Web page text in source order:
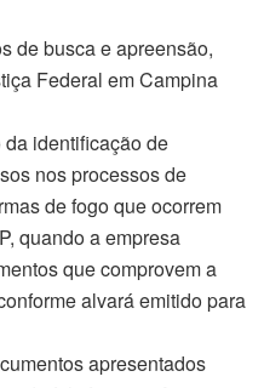
de busca e apreensão,
Federal em Campina
identificação de
nos processos de
de fogo que ocorrem
quando a empresa
que comprovem a
alvará emitido para
apresentados